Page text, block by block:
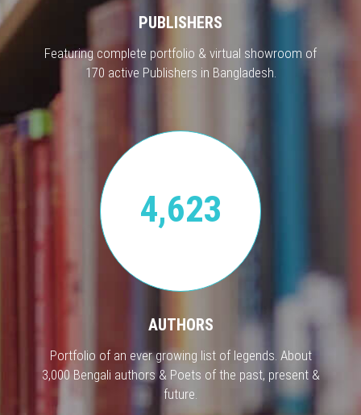
PUBLISHERS
Featuring complete portfolio & virtual showroom of
170 active Publishers in Bangladesh.
4,623
AUTHORS
Portfolio of an ever growing list of legends. About
3,000 Bengali authors & Poets of the past, present &
future.